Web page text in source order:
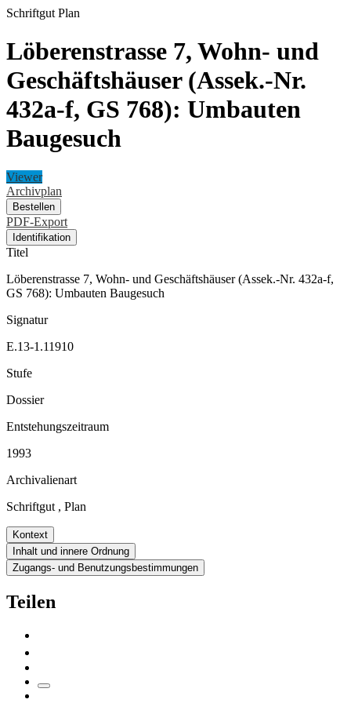
Schriftgut Plan
Löberenstrasse 7, Wohn- und
Geschäftshäuser (Assek.-Nr.
432a-f, GS 768): Umbauten
Baugesuch
Viewer
Archivplan
Bestellen
PDF-Export
Identifikation
Titel
Löberenstrasse 7, Wohn- und Geschäftshäuser (Assek.-Nr. 432a-f,
GS 768): Umbauten Baugesuch
Signatur
E.13-1.11910
Stufe
Dossier
Entstehungszeitraum
1993
Archivalienart
Schriftgut , Plan
Kontext
Inhalt und innere Ordnung
Zugangs- und Benutzungsbestimmungen
Teilen